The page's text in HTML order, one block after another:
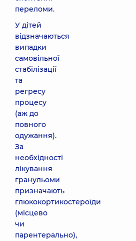
переломи.
У дітей
відзначаються
випадки
самовільної
стабілізації
та
регресу
процесу
(аж до
повного
одужання).
За
необхідності
лікування
гранульоми
призначають
глюкокортикостероїди
(місцево
чи
парентерально),